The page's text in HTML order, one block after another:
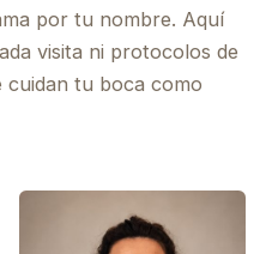
por tu nombre. Aquí
visita ni protocolos de
cuidan tu boca como